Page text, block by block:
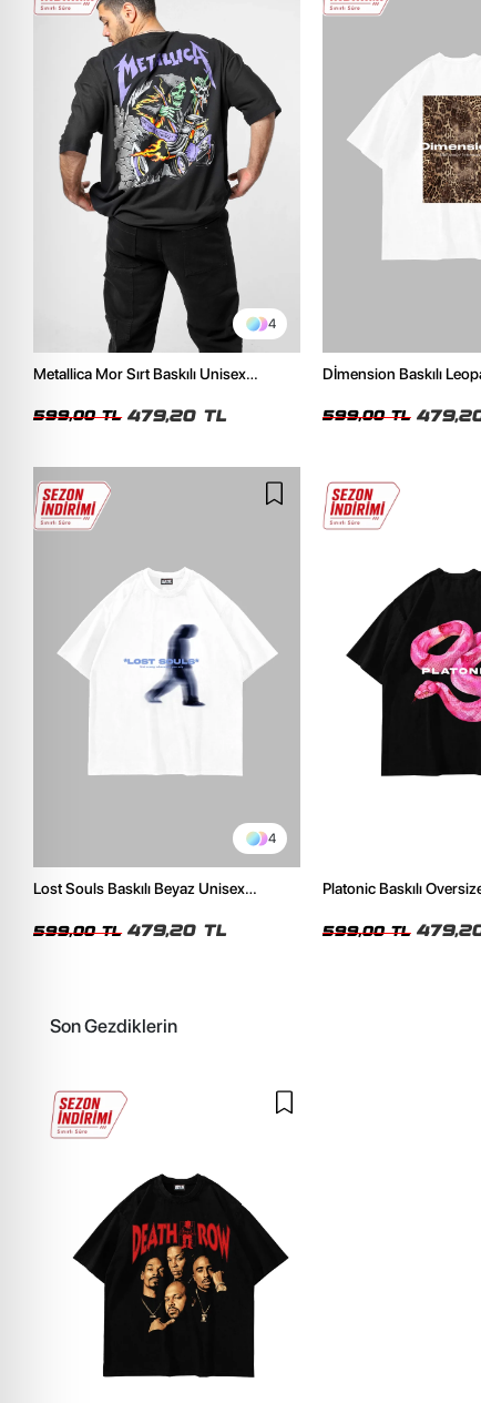
4
Metallica Mor Sırt Baskılı Unisex
599,00 TL 479,20 TL
Dİmension Baskılı
599,00 TL
4
Lost Souls Baskılı Beyaz Unisex
599,00 TL 479,20 TL
Platonic Baskılı
599,00 TL
Son Gezdiklerin